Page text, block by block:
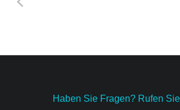
Haben Sie Fragen? Rufen